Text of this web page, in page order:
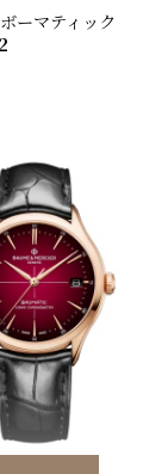
ーマティック